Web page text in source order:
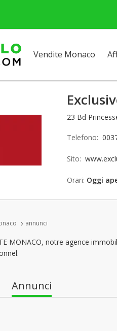
Vendite Monaco
23 Bd
Telefono:
Sito:
Orari: Oggi
lunedì:
annunci
MONACO, notre agence
Annunci